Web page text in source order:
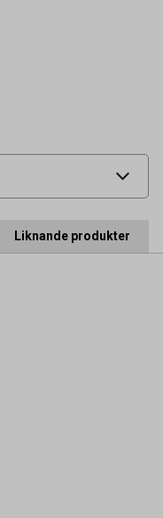
44103103
Liknande produkter